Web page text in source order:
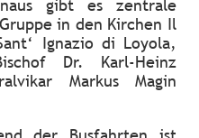
gibt es zentrale
in den Kirchen Il
Ignazio di Loyola,
Dr. Karl-Heinz
Markus Magin